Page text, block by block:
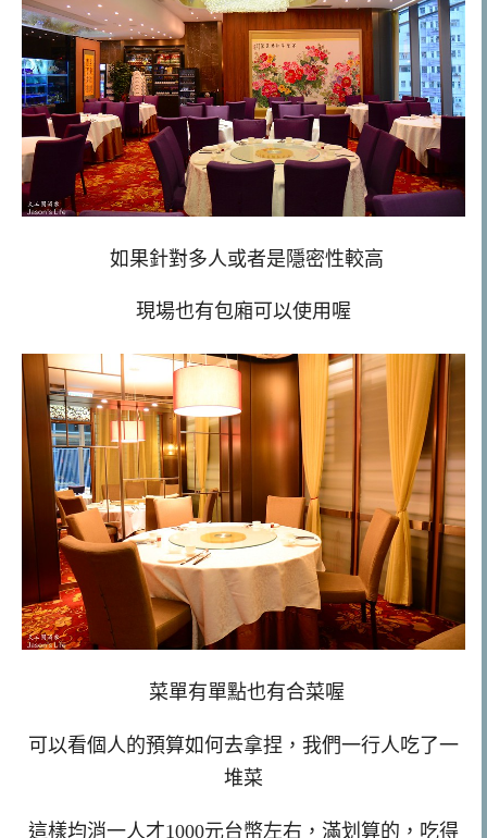
如果針對多人或者是隱密性較高
現場也有包廂可以使用喔
菜單有單點也有合菜喔
可以看個人的預算如何去拿捏，我們一行人吃了一
堆菜
這樣均消一人才1000元台幣左右，滿划算的，吃得